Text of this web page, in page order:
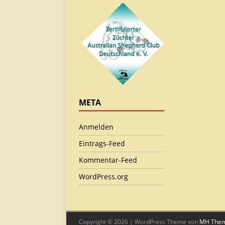
META
Anmelden
Eintrags-Feed
Kommentar-Feed
WordPress.org
Copyright © 2026 | WordPress Theme von MH